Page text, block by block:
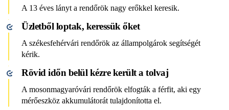
A 13 éves lányt a rendőrök nagy erőkkel keresik.
Üzletből loptak, keressük őket
A székesfehérvári rendőrök az állampolgárok segítségét
kérik.
Rövid időn belül kézre került a tolvaj
A mosonmagyaróvári rendőrök elfogták a férfit, aki egy
mérőeszköz akkumulátorát tulajdonította el.